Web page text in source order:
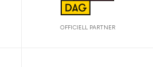
OFFICIELL PARTNER